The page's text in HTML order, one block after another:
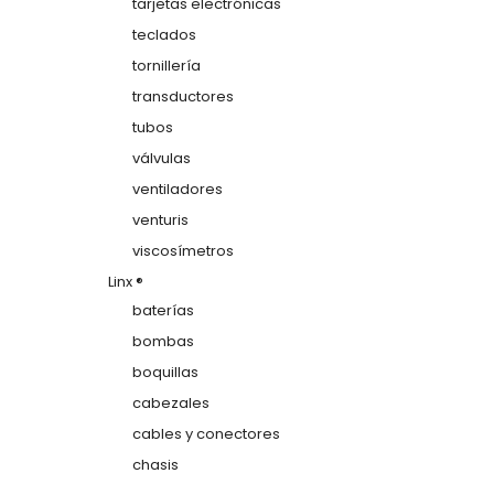
teclados
tornillería
transductores
tubos
válvulas
ventiladores
venturis
viscosímetros
Linx ®
baterías
bombas
boquillas
cabezales
cables y conectores
chasis